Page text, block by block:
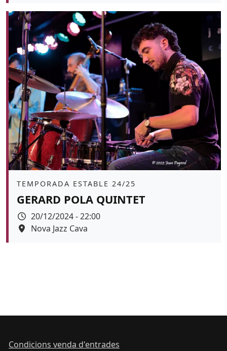
Àmbit
TEMPORADA ESTABLE 24/25
GERARD POLA QUINTET
Data
20/12/2024 - 22:00
Espai
Nova Jazz Cava
Condicions venda d'entrades